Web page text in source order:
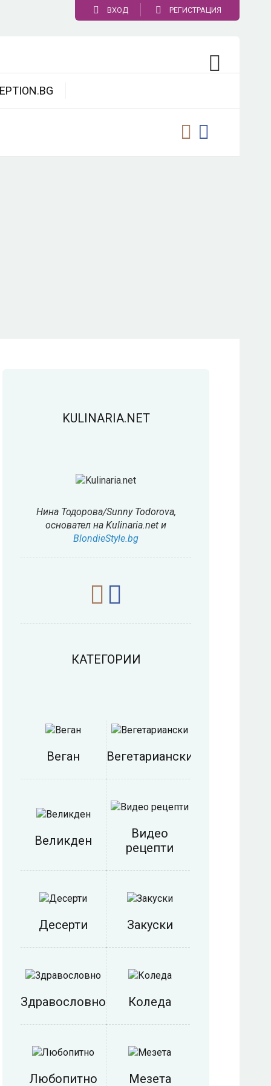
ВХОД РЕГИСТРАЦИЯ
KULINARIA.NET
Нина Тодорова/Sunny Todorova,
основател на Kulinaria.net и
BlondieStyle.bg
КАТЕГОРИИ
Веган Вегетариански
Великден
Видео
рецепти
Десерти Закуски
Здравословно Коледа
Любопитно Мезета